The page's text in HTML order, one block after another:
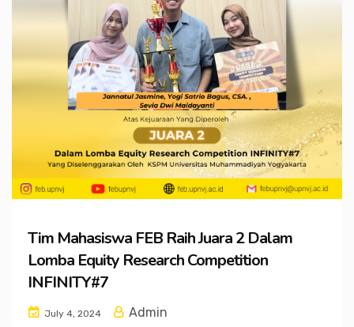
Tim Mahasiswa FEB Raih Juara 2 Dalam
Lomba Equity Research Competition
INFINITY#7
July 4, 2024
Admin